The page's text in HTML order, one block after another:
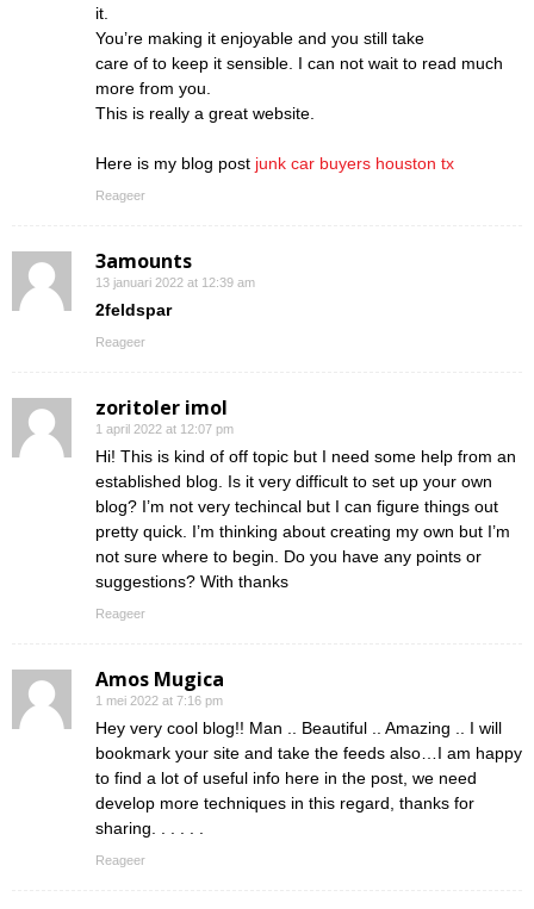
it.
You’re making it enjoyable and you still take
care of to keep it sensible. I can not wait to read much
more from you.
This is really a great website.
Here is my blog post junk car buyers houston tx
Reageer
3amounts
13 januari 2022 at 12:39 am
2feldspar
Reageer
zoritoler imol
1 april 2022 at 12:07 pm
Hi! This is kind of off topic but I need some help from an
established blog. Is it very difficult to set up your own
blog? I’m not very techincal but I can figure things out
pretty quick. I’m thinking about creating my own but I’m
not sure where to begin. Do you have any points or
suggestions? With thanks
Reageer
Amos Mugica
1 mei 2022 at 7:16 pm
Hey very cool blog!! Man .. Beautiful .. Amazing .. I will
bookmark your site and take the feeds also…I am happy
to find a lot of useful info here in the post, we need
develop more techniques in this regard, thanks for
sharing. . . . . .
Reageer